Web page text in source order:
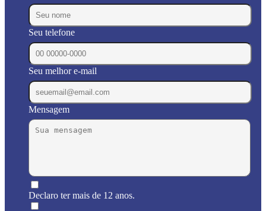
Seu telefone
Seu melhor e-mail
Mensagem
Declaro ter mais de 12 anos.